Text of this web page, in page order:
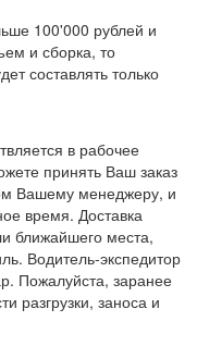
100'000 рублей и
и сборка, то
составлять только
в рабочее
принять Ваш заказ
Вашему менеджеру, и
время. Доставка
ближайшего места,
Водитель-экспедитор
Пожалуйста, заранее
разгрузки, заноса и